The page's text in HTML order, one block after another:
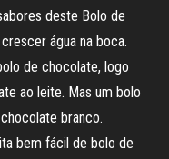
deste Bolo de
água na boca.
de chocolate, logo
ao leite. Mas um bolo
branco.
bem fácil de bolo de